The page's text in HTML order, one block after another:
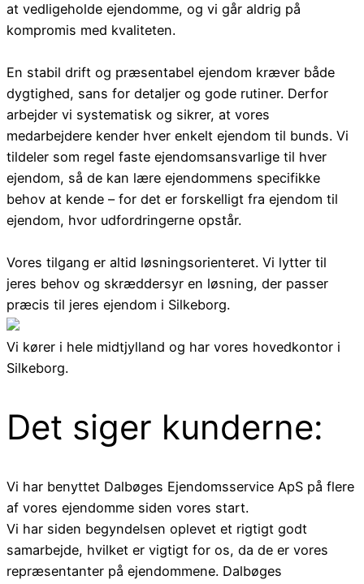
at vedligeholde ejendomme, og vi går aldrig på
kompromis med kvaliteten.
En stabil drift og præsentabel ejendom kræver både
dygtighed, sans for detaljer og gode rutiner. Derfor
arbejder vi systematisk og sikrer, at vores
medarbejdere kender hver enkelt ejendom til bunds. Vi
tildeler som regel faste ejendomsansvarlige til hver
ejendom, så de kan lære ejendommens specifikke
behov at kende – for det er forskelligt fra ejendom til
ejendom, hvor udfordringerne opstår.
Vores tilgang er altid løsningsorienteret. Vi lytter til
jeres behov og skræddersyr en løsning, der passer
præcis til jeres ejendom i Silkeborg.
Vi kører i hele midtjylland og har vores hovedkontor i
Silkeborg.
Det siger kunderne:
Vi har benyttet Dalbøges Ejendomsservice ApS på flere
af vores ejendomme siden vores start.
Vi har siden begyndelsen oplevet et rigtigt godt
samarbejde, hvilket er vigtigt for os, da de er vores
repræsentanter på ejendommene. Dalbøges